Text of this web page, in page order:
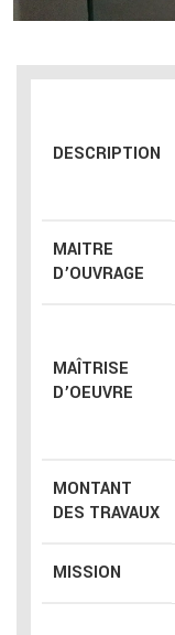
DESCRIPTION
MAITRE
D’OUVRAGE
MAÎTRISE
D’OEUVRE
MONTANT
DES TRAVAUX
MISSION